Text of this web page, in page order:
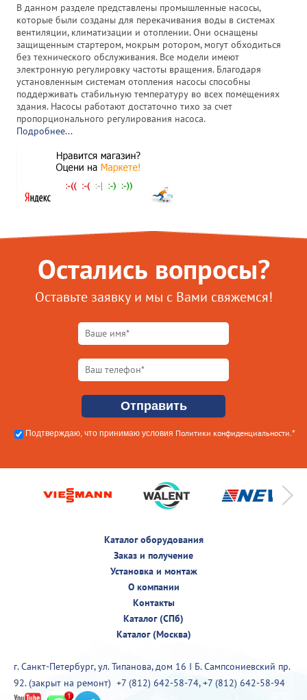
В данном разделе представлены промышленные насосы,
которые были созданы для перекачивания воды в системах
вентиляции, климатизации и отоплении. Они оснащены
защищенным стартером, мокрым ротором, могут обходиться
без технического обслуживания. Все модели имеют
электронную регулировку частоты вращения. Благодаря
установленным системам отопления насосы способны
поддерживать стабильную температуру во всех помещениях
здания. Насосы работают достаточно тихо за счет
пропорционального регулирования насоса.
Подробнее...
Остались вопросы?
Оставьте заявку и мы с Вами свяжемся!
Подтверждаю, что принимаю условия Политики конфиденциальности.*
Каталог оборудования
Заказ и получение
Установка и монтаж
О компании
Контакты
Каталог (СПб)
Каталог (Москва)
г. Санкт-Петербург, ул. Типанова, дом 16 I Б. Сампсониевский пр.
92. (закрыт на ремонт) +7 (812) 642-58-74,+7 (812) 642-58-94